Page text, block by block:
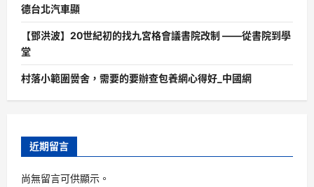
德台北汽車顯
【鄧洪波】20世紀初的找九宮格會議書院改制 ——從書院到學
堂
村落小範圍黌舍，需要的要辦查包養網心得好_中國網
近期留言
尚無留言可供顯示。